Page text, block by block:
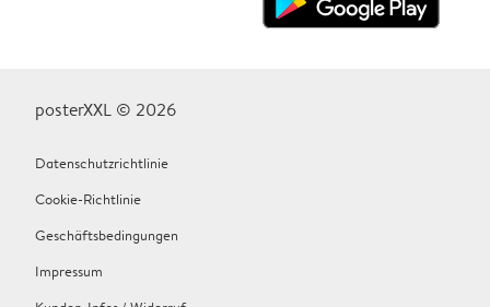
posterXXL © 2026
Datenschutzrichtlinie
Cookie-Richtlinie
Geschäftsbedingungen
Impressum